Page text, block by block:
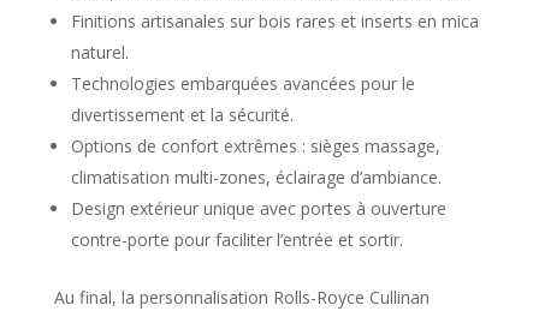
Finitions artisanales sur bois rares et inserts en mica
naturel.
Technologies embarquées avancées pour le
divertissement et la sécurité.
Options de confort extrêmes : sièges massage,
climatisation multi-zones, éclairage d’ambiance.
Design extérieur unique avec portes à ouverture
contre-porte pour faciliter l’entrée et sortir.
Au final, la personnalisation Rolls-Royce Cullinan